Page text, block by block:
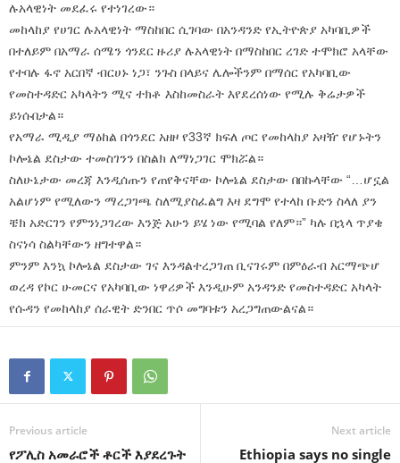
ሉአላዊነት መደፈሩ የተነገረው።
መከላከያ የሀገር ሉአላዊነት ማስከበር ሲገባው በአንዳንድ የኢትዮጵያ አካባቢዎች
በተለይም በአማራ ሰሜን ጎንደር ዙሪያ ሉአላዊነት በማስከበር ረገድ ተሞክሮ አላቸው
የተባሉ ፋኖ አርበኛ ብርሀኑ ነጋ፣ ንጉስ በላይና ሌሎችንም በማሰር የአካባቢው
የመስተዳድር አካላትን ሚና ተክቶ እስከመስራት እየደረሰነው የሚሉ ቅሬታዎች
ይነሱበታል።
የአማራ ሚዲያ ማዕከል በጎንደር አዘዞ የ33ኛ ክፍለ ጦር የመከላከያ አዛዥ የሆኑትን
ኮሎኔል ደስታው ተመስገንን በስልክ ለማነጋገር ሞክሯል።
ስለሁኔታው መረጃ እንዲሰጡን የጠየቅናቸው ኮሎኔል ደስታው በበኩላቸው “…ሆኗል
አልሆነም የሚለውን ማረጋገጫ ስለሚያስፈልግ እዛ ደግሞ የተላከ ቡድን ስላለ ያን
ቼክ አድርገን የምንነጋገረው እንጅ አሁን ይሄ ነው የሚባል የለም።” ካሉ በኋላ ጥያቄ
ስናነሳ ስልካቸውን ዘግተዋል።
ምንም እንኳ ኮሎኔል ደስታው ገና እንዳልተረጋገጠ ቢናገሩም በምዕራብ አርማጭሆ
ወረዳ የኮር ሁመርና የአካባቢው ነዋሪዎች እንዲሁም አንዳንድ የመስተዳድር አካላት
የሱዳን የመከላከያ ሰራዊት ድንበር ጥሶ መግባቱን አረጋግጠውልናል።
Previous article
የፖሊስ አመራሮች ቶርች እያደረጉት
Next article
Ethiopia says no single